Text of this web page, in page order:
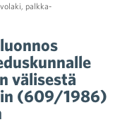
, palkka-
välisestä
(609/1986)